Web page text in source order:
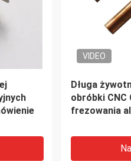
VIDEO
Zaprojektuj
foliowy
naszymi